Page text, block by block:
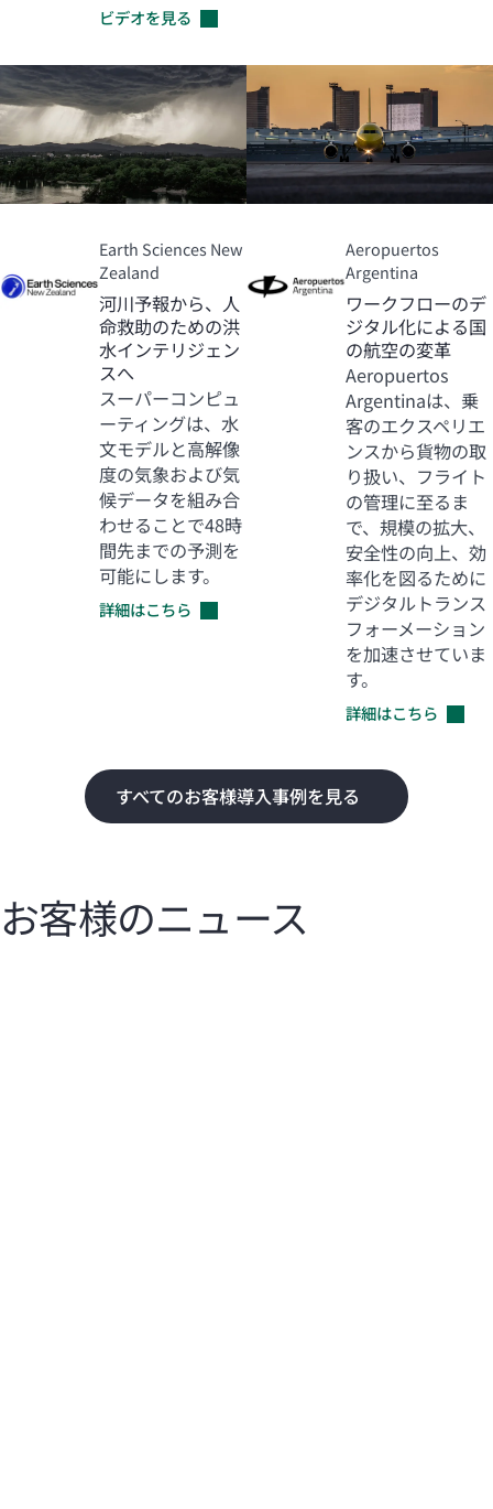
ビデオを見る
Earth Sciences New
Zealand
河川予報から、人
命救助のための洪
水インテリジェン
スへ
スーパーコンピュ
ーティングは、水
文モデルと高解像
度の気象および気
候データを組み合
わせることで48時
間先までの予測を
可能にします。
詳細はこちら
Aeropuertos
Argentina
ワークフローのデ
ジタル化による国
の航空の変革
Aeropuertos
Argentinaは、乗
客のエクスペリエ
ンスから貨物の取
り扱い、フライト
の管理に至るま
で、規模の拡大、
安全性の向上、効
率化を図るために
デジタルトランス
フォーメーション
を加速させていま
す。
詳細はこちら
すべてのお客様導入事例を見る
お客様のニュース